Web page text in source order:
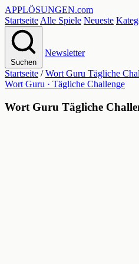
APPLÖSUNGEN.com
Startseite Alle Spiele Neueste
Suchen
Newsletter
Startseite / Wort Guru Tägliche
Wort Guru · Tägliche Challenge
Wort Guru Tägliche